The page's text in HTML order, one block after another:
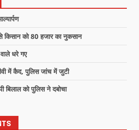
किसान को 80 हजार का नुकसान
धरे गए
में कैद, पुलिस जांच में जुटी
बिलाल को पुलिस ने दबोचा